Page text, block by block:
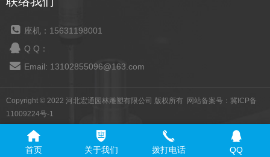
座机：15631198001
Q Q：
Email: 13102855096@163.com
Copyright © 2022 河北宏通园林雕塑有限公司 版权所有 网站备案号： 冀ICP备
11009224号-1
首页 关于我们 拨打电话 QQ